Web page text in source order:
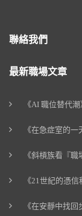
聯絡我們
最新職場文章
《AI 職位替代潮
《在急症室的
《斜槓族看『職
《21世紀的憑信
《在安靜中找回